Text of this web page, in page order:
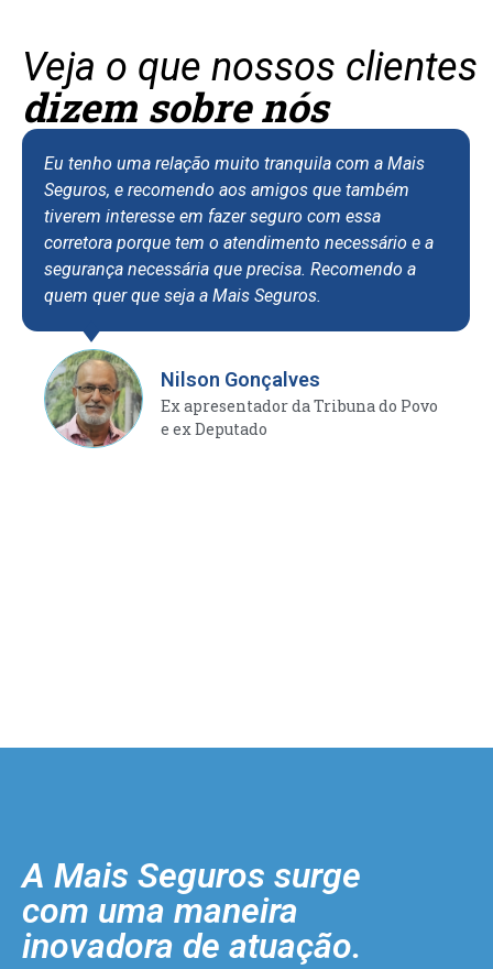
Veja o que nossos clientes
dizem sobre nós
uma relação muito tranquila com a Mais
e recomendo aos amigos que também
em fazer seguro com essa
porque tem o atendimento necessário e a
necessária que precisa. Recomendo a
que seja a Mais Seguros.
Nilson Gonçalves
Ex apresentador da Tribuna do Povo
e ex Deputado
Eu sou
tenho me
de
eficiente e
confiança e
A Mais Seguros surge
com uma maneira
inovadora de atuação.